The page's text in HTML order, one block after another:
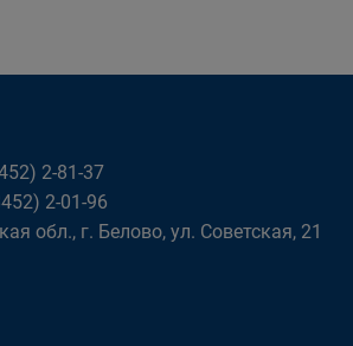
2-81-37
2-01-96
обл., г. Белово, ул. Советская, 21